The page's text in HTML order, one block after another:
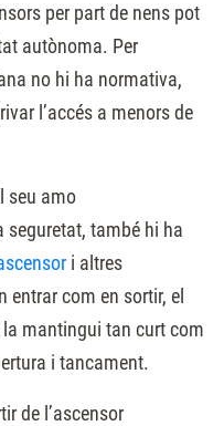
per part de nens pot
autònoma. Per
no hi ha normativa,
l’accés a menors de
seu amo
seguretat, també hi ha
i altres
entrar com en sortir, el
mantingui tan curt com
i tancament.
de l’ascensor